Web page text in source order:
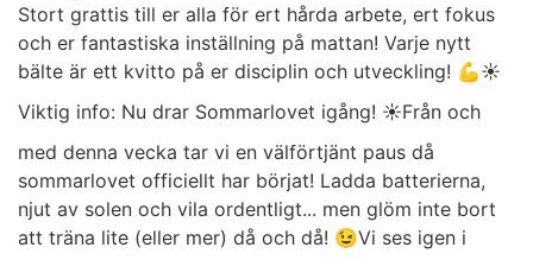
Stort grattis till er alla för ert hårda arbete, ert fokus
och er fantastiska inställning på mattan! Varje nytt
bälte är ett kvitto på er disciplin och utveckling! 💪​☀️
Viktig info: Nu drar Sommarlovet igång! ☀️​Från och
med denna vecka tar vi en välförtjänt paus då
sommarlovet officiellt har börjat! Ladda batterierna,
njut av solen och vila ordentligt... men glöm inte bort
att träna lite (eller mer) då och då! 😉​Vi ses igen i